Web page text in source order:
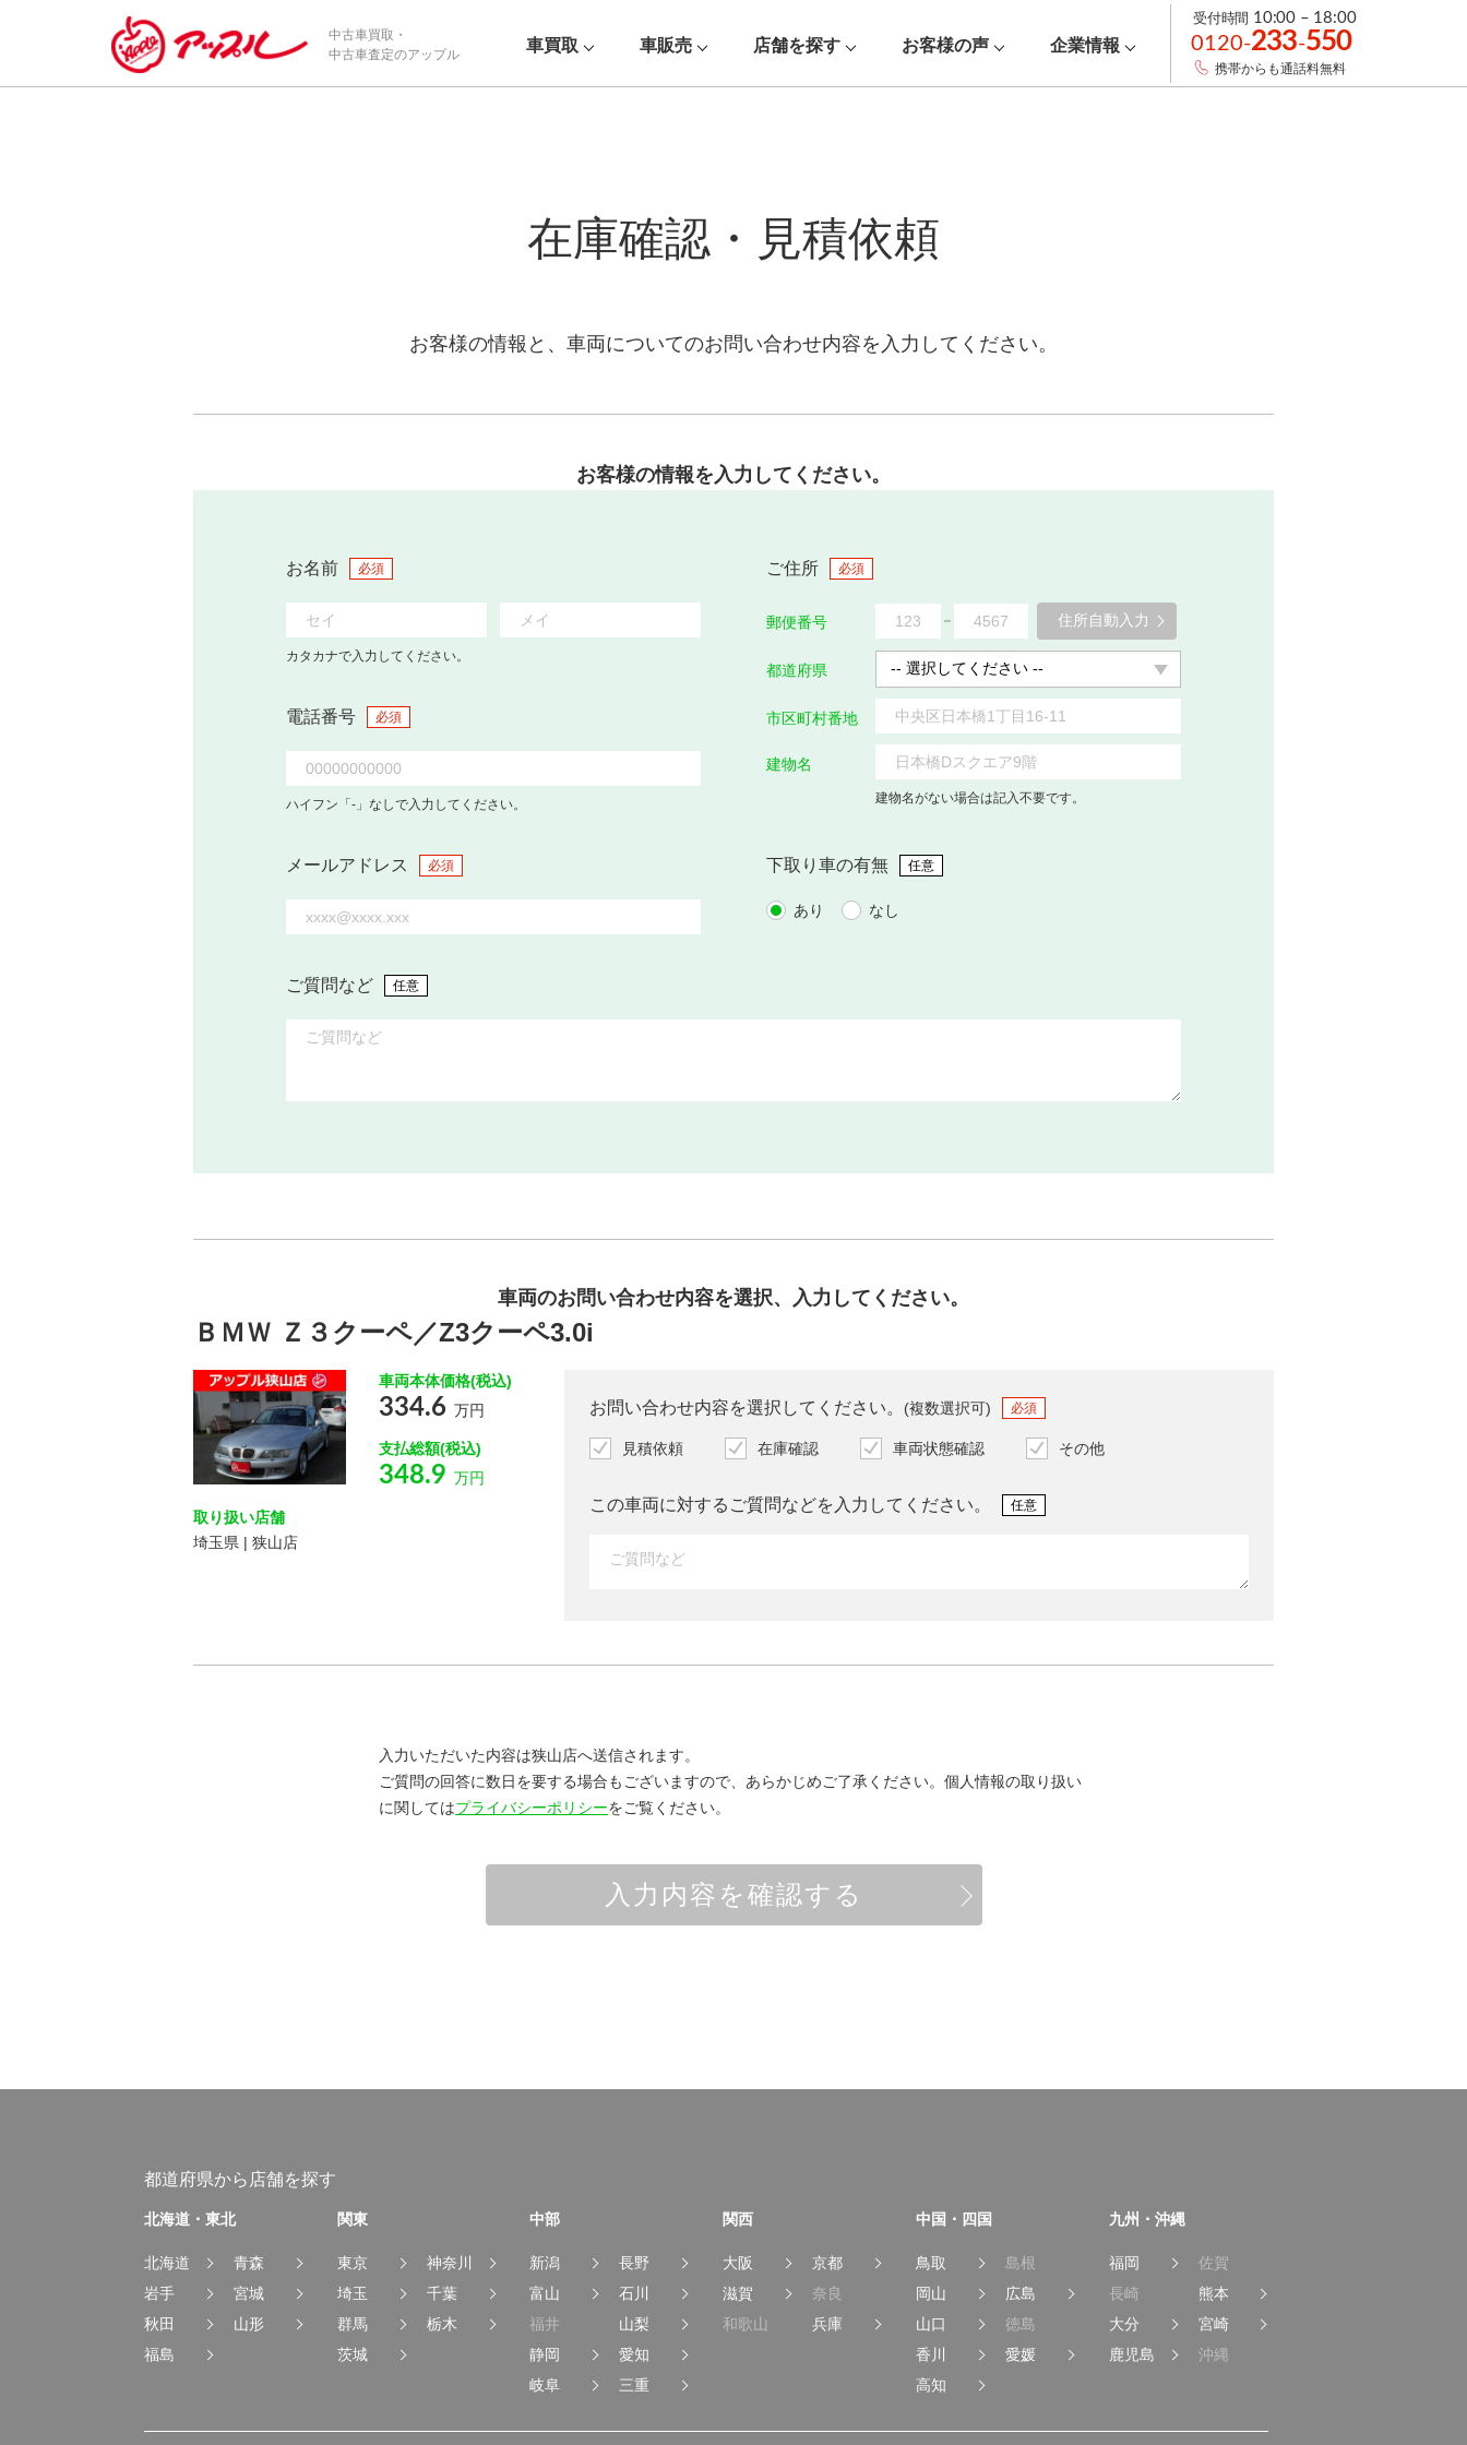
中古車買取・
中古車査定のアップル
車買取 車販売 店舗を探す お客様の声 企業情報
受付時間 10:00 – 18:00
0120-233-550
携帯からも通話料無料
在庫確認・見積依頼
お客様の情報と、車両についてのお問い合わせ内容を入力してください。
お客様の情報を入力してください。
お名前 必須
カタカナで入力してください。
ご住所 必須
郵便番号 住所自動入力
都道府県
市区町村番地
建物名
建物名がない場合は記入不要です。
電話番号 必須
ハイフン「-」なしで入力してください。
メールアドレス 必須 下取り車の有無 任意
あり なし
ご質問など 任意
車両のお問い合わせ内容を選択、入力してください。
ＢＭＷ Ｚ３クーペ／Z3クーペ3.0i
車両本体価格(税込)
334.6 万円
支払総額(税込)
348.9 万円
取り扱い店舗
埼玉県 | 狭山店
お問い合わせ内容を選択してください。 (複数選択可) 必須
見積依頼 在庫確認 車両状態確認 その他
この車両に対するご質問などを入力して ください。 任意
入力いただいた内容は狭山店へ送信されます。
ご質問の回答に数日を要する場合もございますので、あらかじめご了承ください。 個人情報の取り扱い
に関してはプライバシーポリシーをご覧ください。
入力内容を確認する
都道府県から店舗を探す
北海道・東北
北海道
青森
岩手
宮城
秋田
山形
福島
関東
東京
神奈川
埼玉
千葉
群馬
栃木
茨城
中部
新潟
長野
富山
石川
福井
山梨
静岡
愛知
岐阜
三重
関西
大阪
京都
滋賀
奈良
和歌山
兵庫
中国・四国
鳥取
島根
岡山
広島
山口
徳島
香川
愛媛
高知
九州・沖縄
福岡
佐賀
長崎
熊本
大分
宮崎
鹿児島
沖縄